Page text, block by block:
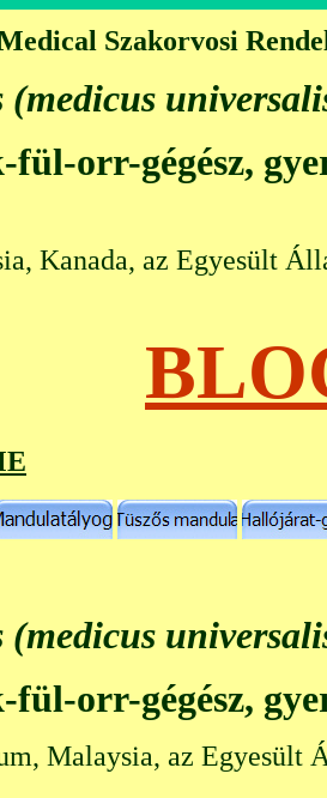
Szakorvosi
(medicus
orr-gégész,
Kanada, az Egyesült
(medicus
orr-gégész,
Malaysia, az Egyesült